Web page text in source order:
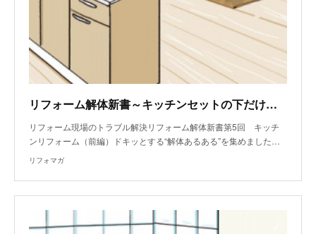
リフォーム解体新書～キッチンセットの下だけ床材が違った
リフォーム現場のトラブル解決リフォーム解体新書第5回 キッチ
ンリフォーム（前編）ドキッとする“解体あるある”を集めました…
リフォマガ